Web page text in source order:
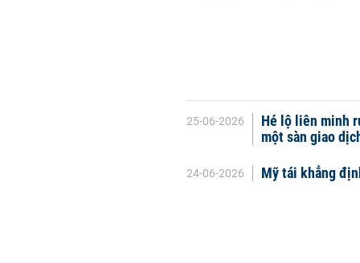
25-06-2026
Hé lộ liên minh
một sàn giao
24-06-2026 Mỹ tái khẳng